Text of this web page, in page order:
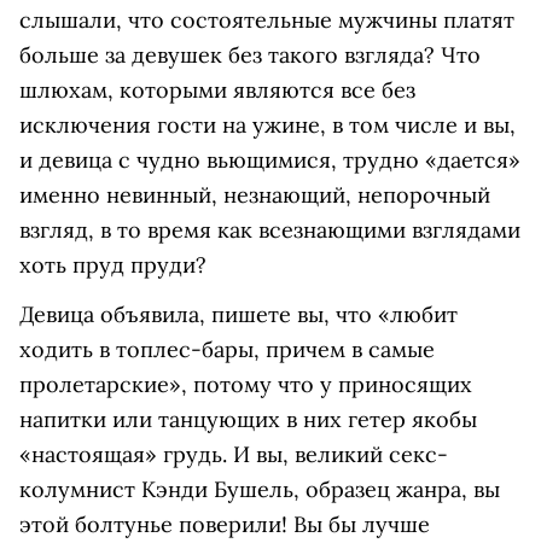
слышали, что состоятельные мужчины платят
больше за девушек без такого взгляда? Что
шлюхам, которыми являются все без
исключения гости на ужине, в том числе и вы,
и девица с чудно вьющимися, трудно «дается»
именно невинный, незнающий, непорочный
взгляд, в то время как всезнающими взглядами
хоть пруд пруди?
Девица объявила, пишете вы, что «любит
ходить в топлес-бары, причем в самые
пролетарские», потому что у приносящих
напитки или танцующих в них гетер якобы
«настоящая» грудь. И вы, великий секс-
колумнист Кэнди Бушель, образец жанра, вы
этой болтунье поверили! Вы бы лучше